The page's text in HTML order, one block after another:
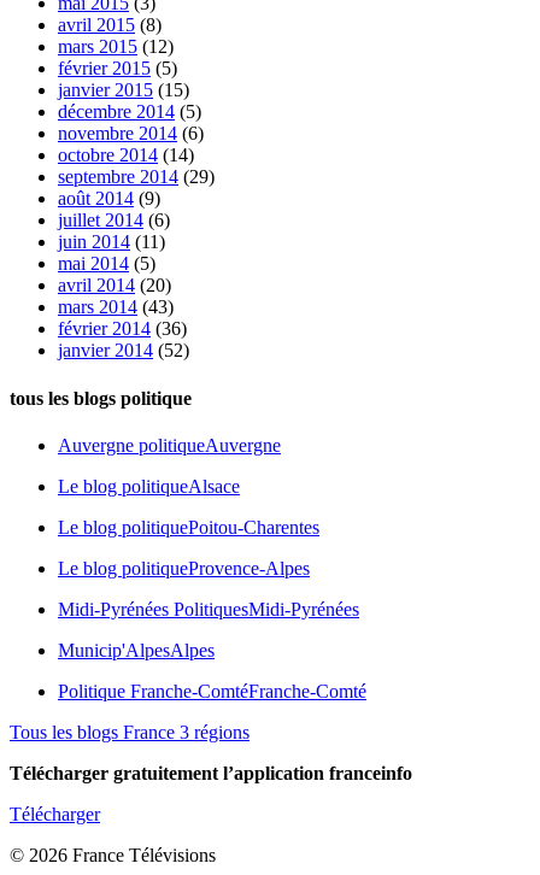
avril 2015 (8)
mars 2015 (12)
février 2015 (5)
janvier 2015 (15)
décembre 2014 (5)
novembre 2014 (6)
octobre 2014 (14)
septembre 2014 (29)
août 2014 (9)
juillet 2014 (6)
juin 2014 (11)
mai 2014 (5)
avril 2014 (20)
mars 2014 (43)
février 2014 (36)
janvier 2014 (52)
tous les blogs politique
Auvergne politiqueAuvergne
Le blog politiqueAlsace
Le blog politiquePoitou-Charentes
Le blog politiqueProvence-Alpes
Midi-Pyrénées PolitiquesMidi-Pyrénées
Municip'AlpesAlpes
Politique Franche-ComtéFranche-Comté
Tous les blogs France 3 régions
Télécharger gratuitement l’application franceinfo
Télécharger
© 2026 France Télévisions